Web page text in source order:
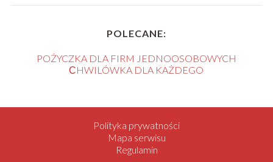
POLECANE:
POŻYCZKA DLA FIRM JEDNOOSOBOWYCH
СHWILÓWKA DLA KAŻDEGO
Polityka prywatności
Mapa serwisu
Regulamin